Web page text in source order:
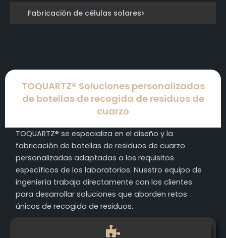
Fabricación de células solares
TOQUARTZ® Soluciones personalizadas
de botellas de recogida de residuos de
cuarzo
TOQUARTZ® se especializa en el diseño y la
fabricación de botellas de residuos de cuarzo
personalizadas adaptadas a los requisitos
específicos de los laboratorios. Nuestro equipo de
ingeniería trabaja directamente con los clientes
para desarrollar soluciones que aborden retos
únicos de recogida de residuos.